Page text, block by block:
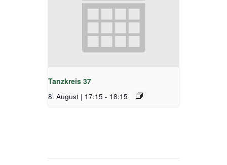
Tanzkreis 37
8. August | 17:15 - 18:15